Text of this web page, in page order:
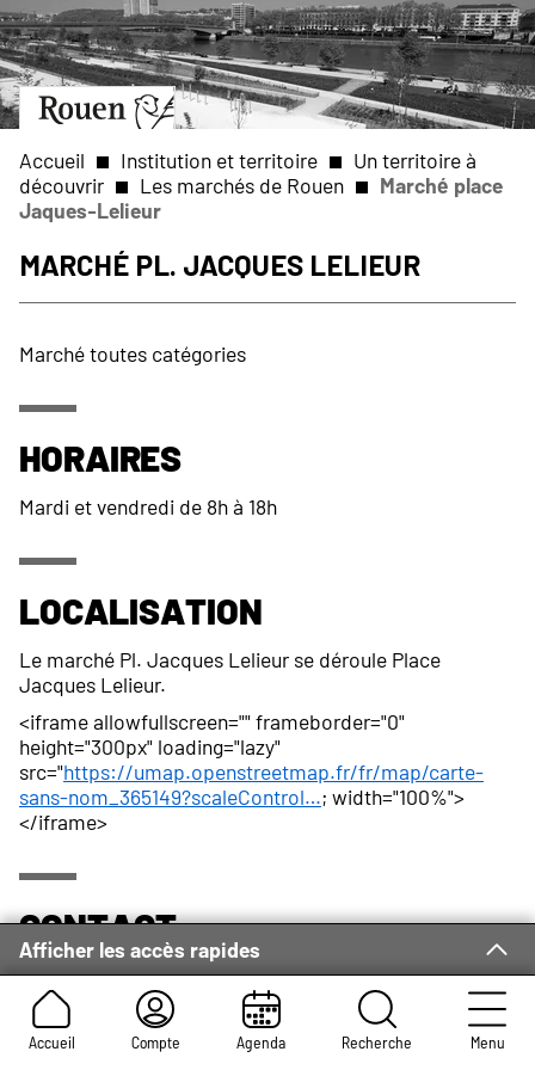
Aller
au
contenu
principal
Aller
à
la
page
d’accueil
Slide
1
of
1
Accueil Compte Agenda Recherche Menu
d'Ariane
Accueil Institution et territoire
Un territoire à
découvrir
Les marchés de Rouen
Marché place
Jaques-Lelieur
Marché Pl. Jacques Lelieur
Afficher les accès rapides
Marché toutes catégories
Horaires
Mardi et vendredi de 8h à 18h
Localisation
Le marché Pl. Jacques Lelieur se déroule Place
Jacques Lelieur.
<iframe allowfullscreen="" frameborder="0"
height="300px" loading="lazy"
src="https://umap.openstreetmap.fr/fr/map/carte-
sans-nom_365149?scaleControl…; width="100%">
</iframe>
Contact
Adresse :
Service des Foires et des Occupations
Commerciales
Place du Général-de-Gaulle